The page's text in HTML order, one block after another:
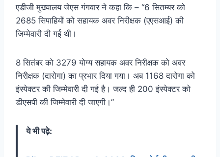
एडीजी मुख्यालय जेएस गंगवार ने कहा कि – “6 सितम्बर को
2685 सिपाहियों को सहायक अवर निरीक्षक (एएसआई) की
जिम्मेवारी दी गई थी।
8 सितंबर को 3279 योग्य सहायक अवर निरीक्षक को अवर
निरीक्षक (दारोगा) का प्रभार दिया गया। अब 1168 दारोगा को
इंस्पेक्टर की जिम्मेवारी दी गई है। जल्द ही 200 इंस्पेक्टर को
डीएसपी की जिम्मेवारी दी जाएगी।”
ये भी पढ़े: